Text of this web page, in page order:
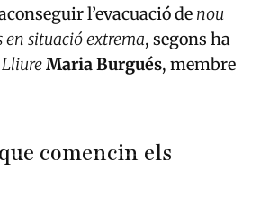
l’evacuació de nou
en situació extrema, segons ha
LliureMaria Burgués, membre
comencin els